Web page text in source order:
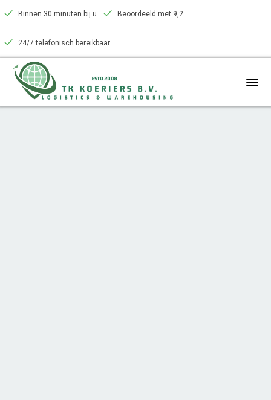
Binnen 30 minuten bij u Beoordeeld met 9,2
24/7 telefonisch bereikbaar